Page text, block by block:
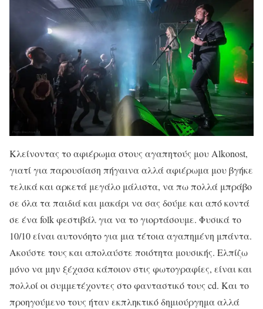
Κλείνοντας το αφιέρωμα στους αγαπητούς μου Alkonost,
γιατί για παρουσίαση πήγαινα αλλά αφιέρωμα μου βγήκε
τελικά και αρκετά μεγάλο μάλιστα, να πω πολλά μπράβο
σε όλα τα παιδιά και μακάρι να σας δούμε και από κοντά
σε ένα folk φεστιβάλ για να το γιορτάσουμε. Φυσικά το
10/10 είναι αυτονόητο για μια τέτοια αγαπημένη μπάντα.
Ακούστε τους και απολαύστε ποιότητα μουσικής. Ελπίζω
μόνο να μην ξέχασα κάποιον στις φωτογραφίες, είναι και
πολλοί οι συμμετέχοντες στο φανταστικό τους cd. Και το
προηγούμενο τους ήταν εκπληκτικό δημιούργημα αλλά